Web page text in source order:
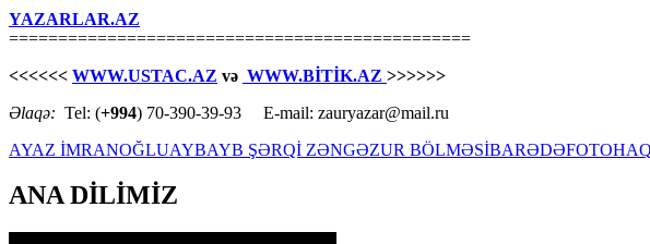
YAZARLAR.AZ
===============================================
<<<<<< WWW.USTAC.AZ və WWW.BİTİK.AZ >>>>>>
Əlaqə: Tel: (+994) 70-390-39-93 E-mail: zauryazar@mail.ru
AYAZ İMRANOĞLUAYBAYB ŞƏRQİ ZƏNGƏZUR BÖLMƏSİBARƏDƏFOTO
ANA DİLİMİZ